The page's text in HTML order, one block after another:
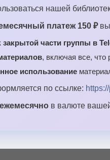
нашей
платеж 150 ₽вы
закрытой части группы в
, включая все, что
использование
по ссылке:
ежемесячно в валюте